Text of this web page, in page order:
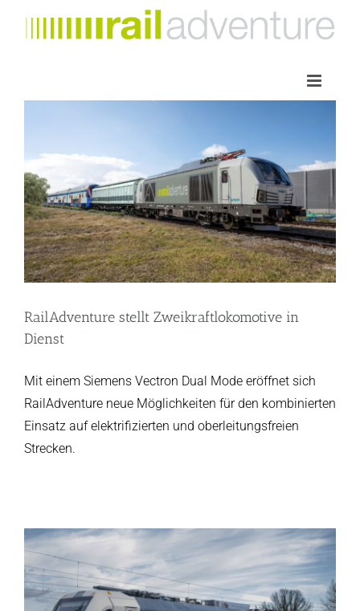
RailAdventure stellt Zweikraftlokomotive in
Dienst
Mit einem Siemens Vectron Dual Mode eröffnet sich
RailAdventure neue Möglichkeiten für den kombinierten
Einsatz auf elektrifizierten und oberleitungsfreien
Strecken.